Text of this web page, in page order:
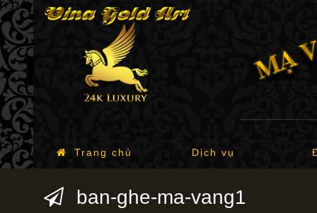
Trang chủ Dịch vụ
ban-ghe-ma-vang1